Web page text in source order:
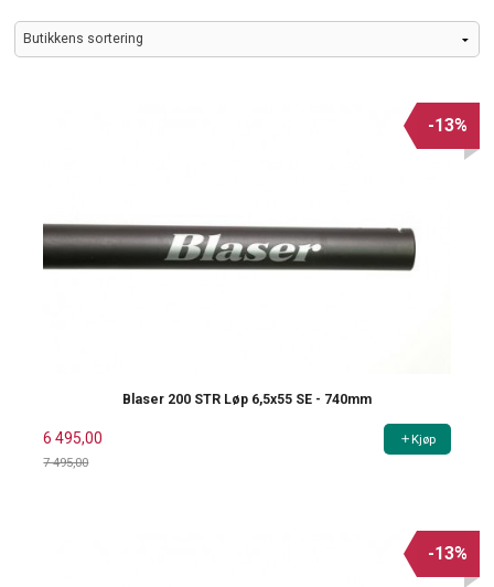
Blaser 200 STR Løp 6,5x55 SE - 740mm
6 495,00
7 495,00
-13%
Kjøp
-13%